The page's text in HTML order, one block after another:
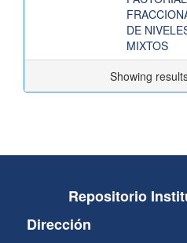
DE
MIXTOS
Showing
Repositorio
Dirección